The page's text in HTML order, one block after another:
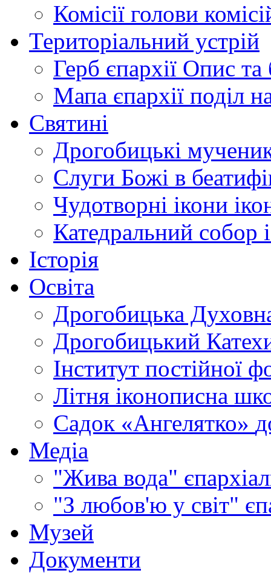
Комісії голови
Територіальний устрій
Герб єпархії Опис та
Мапа єпархії поділ
Святині
Дрогобицькі
Слуги Божі в
Чудотворні ікони
Катедральний собор
Історія
Освіта
Дрогобицька
Дрогобицький
Інститут постійної
Літня іконописна
Садок «Ангелятко»
Медіа
"Жива вода"
"З любов'ю у світ"
Музей
Документи